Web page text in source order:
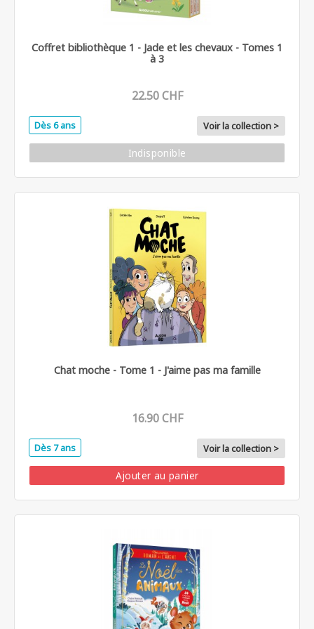
Coffret bibliothèque 1 - Jade et les chevaux - Tomes 1
à 3
22.50 CHF
Dès 6 ans Voir la collection >
Indisponible
Chat moche - Tome 1 - J'aime pas ma famille
16.90 CHF
Dès 7 ans Voir la collection >
Ajouter au panier